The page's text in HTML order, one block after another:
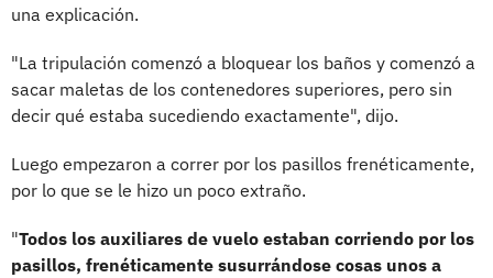
una explicación.
"La tripulación comenzó a bloquear los baños y comenzó a
sacar maletas de los contenedores superiores, pero sin
decir qué estaba sucediendo exactamente", dijo.
Luego empezaron a correr por los pasillos frenéticamente,
por lo que se le hizo un poco extraño.
"Todos los auxiliares de vuelo estaban corriendo por los
pasillos, frenéticamente susurrándose cosas unos a